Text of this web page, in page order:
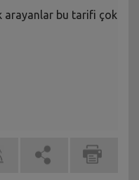
arayanlar bu tarifi çok